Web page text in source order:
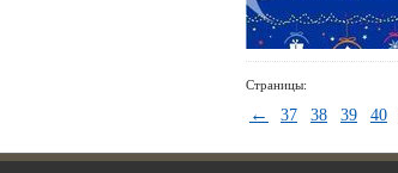
Страницы:
← 37 38 39 40